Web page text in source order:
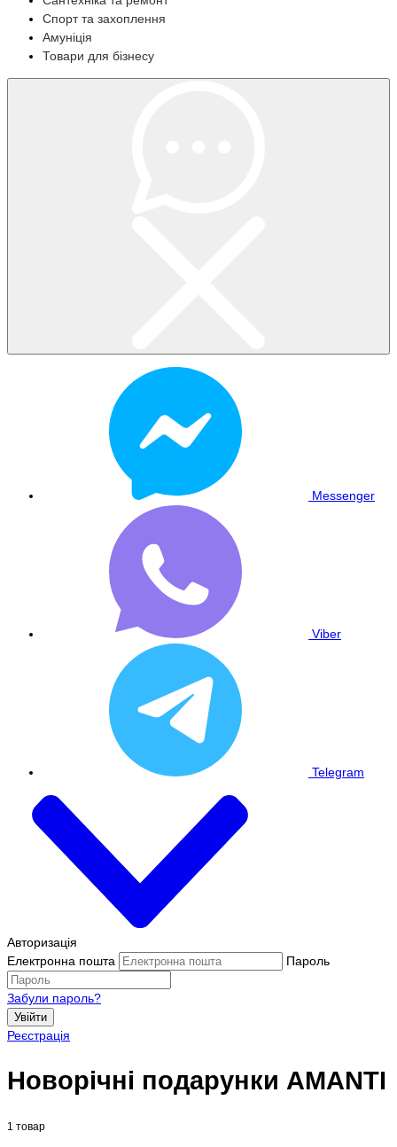
Спорт та захоплення
Амуніція
Товари для бізнесу
Messenger
Viber
Telegram
Авторизація
Електронна пошта
Пароль
Забули пароль?
Увійти
Реєстрація
Новорічні подарунки AMANTI
1 товар